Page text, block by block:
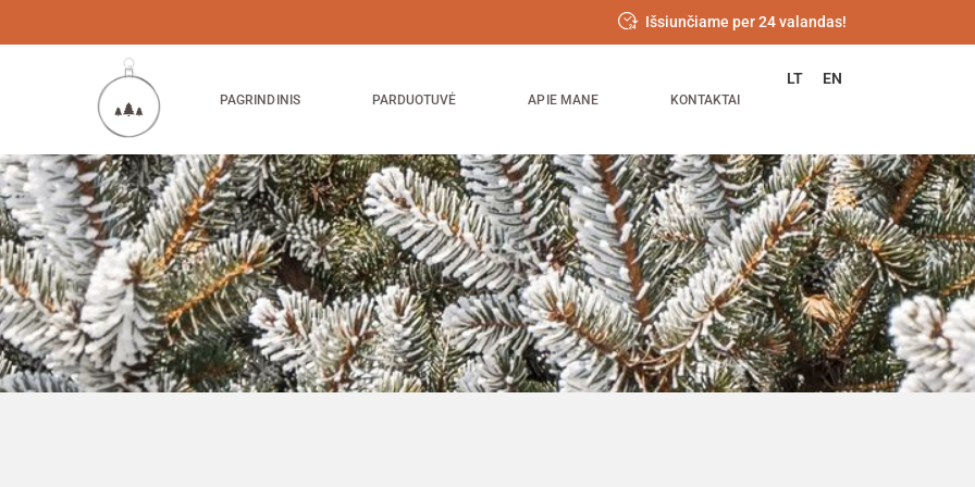
Išsiunčiame per 24 valandas!
PAGRINDINIS PARDUOTUVĖ APIE MANE KONTAKTAI
LT EN